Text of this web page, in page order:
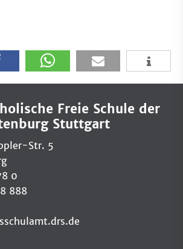
Freie Schule der
Stuttgart
Str. 5
0
888